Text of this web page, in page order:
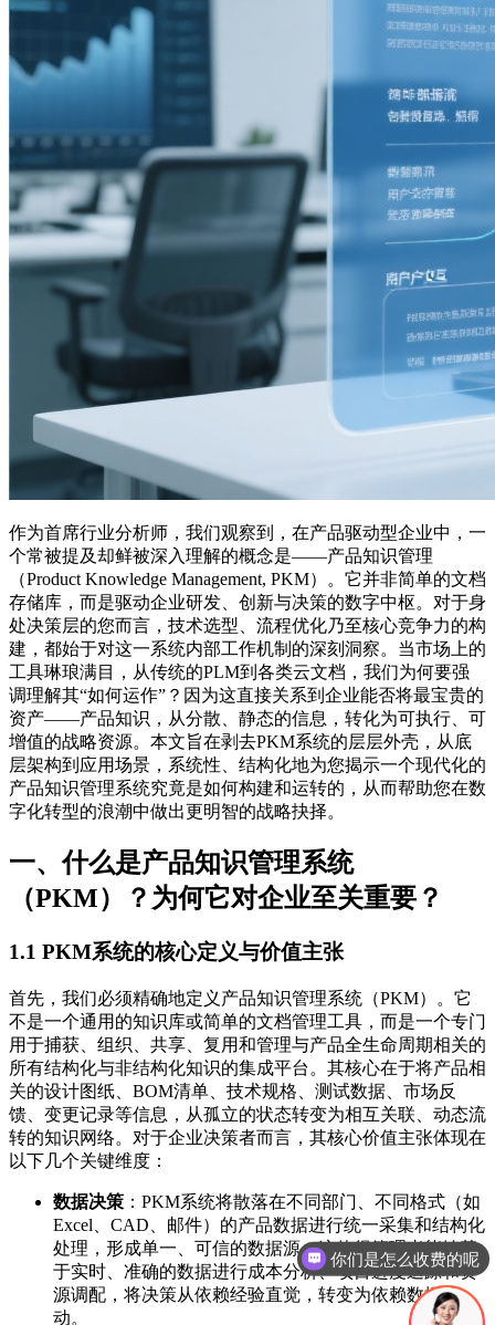
作为首席行业分析师，我们观察到，在产品驱动型企业中，一
个常被提及却鲜被深入理解的概念是——产品知识管理
（Product Knowledge Management, PKM）。它并非简单的文档
存储库，而是驱动企业研发、创新与决策的数字中枢。对于身
处决策层的您而言，技术选型、流程优化乃至核心竞争力的构
建，都始于对这一系统内部工作机制的深刻洞察。当市场上的
工具琳琅满目，从传统的PLM到各类云文档，我们为何要强
调理解其“如何运作”？因为这直接关系到企业能否将最宝贵的
资产——产品知识，从分散、静态的信息，转化为可执行、可
增值的战略资源。本文旨在剥去PKM系统的层层外壳，从底
层架构到应用场景，系统性、结构化地为您揭示一个现代化的
产品知识管理系统究竟是如何构建和运转的，从而帮助您在数
字化转型的浪潮中做出更明智的战略抉择。
一、什么是产品知识管理系统
（PKM）？为何它对企业至关重要？
1.1 PKM系统的核心定义与价值主张
首先，我们必须精确地定义产品知识管理系统（PKM）。它
不是一个通用的知识库或简单的文档管理工具，而是一个专门
用于捕获、组织、共享、复用和管理与产品全生命周期相关的
所有结构化与非结构化知识的集成平台。其核心在于将产品相
关的设计图纸、BOM清单、技术规格、测试数据、市场反
馈、变更记录等信息，从孤立的状态转变为相互关联、动态流
转的知识网络。对于企业决策者而言，其核心价值主张体现在
以下几个关键维度：
数据决策 ：PKM系统将散落在不同部门、不同格式（如
Excel、CAD、邮件）的产品数据进行统一采集和结构化
处理，形成单一、可信的数据源。这使得管理者能够基
于实时、准确的数据进行成本分析、项目进度追踪和资
源调配，将决策从依赖经验直觉，转变为依赖数据驱
动。
你们是怎么收费的呢
现在有优惠活动吗